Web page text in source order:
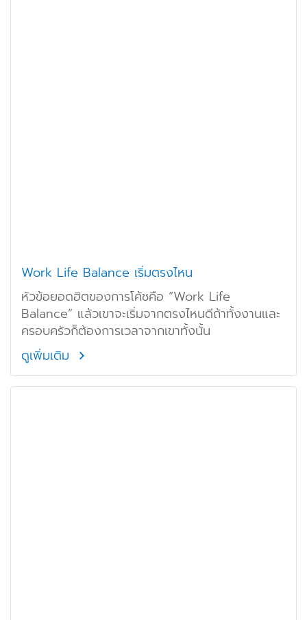
Work Life Balance เริ่มตรงไหน
หัวข้อยอดฮิตของการโค้ชคือ “Work Life
Balance” แล้วเขาจะเริ่มจากตรงไหนดีถ้าทั้งงานและ
ครอบครัวก็ต้องการเวลาจากเขาทั้งนั้น
ดูเพิ่มเติม